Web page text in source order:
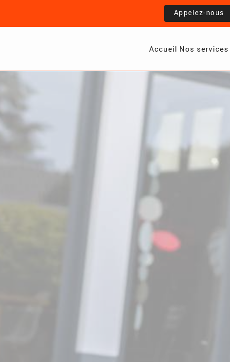
Appelez-nous
Accueil Nos services